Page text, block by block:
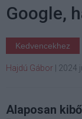
Google,
Kedvencekhez
Hajdú Gábor 2024
Alaposan